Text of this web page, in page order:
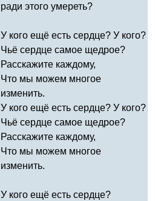
ради этого умереть?
У кого ещё есть сердце? У кого?
Чьё сердце самое щедрое?
Расскажите каждому,
Что мы можем многое
изменить.
У кого ещё есть сердце? У кого?
Чьё сердце самое щедрое?
Расскажите каждому,
Что мы можем многое
изменить.
У кого ещё есть сердце?